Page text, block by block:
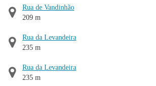
Rua de Vandinhão
209 m
Rua da Levandeira
235 m
Rua da Levandeira
235 m